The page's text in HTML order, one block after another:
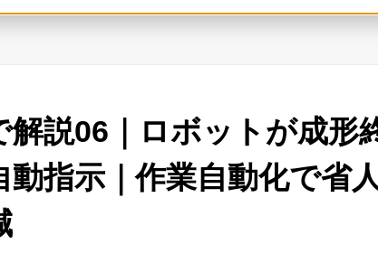
解説06｜ロボットが成形
動指示｜作業自動化で省